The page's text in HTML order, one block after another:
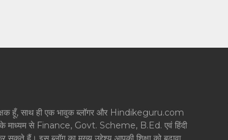
हूँ, साथ ही एक भावुक ब्लॉगर और Hindikeguru.com
माध्यम से Finance, Govt. Scheme, B.Ed. एवं हिंदी